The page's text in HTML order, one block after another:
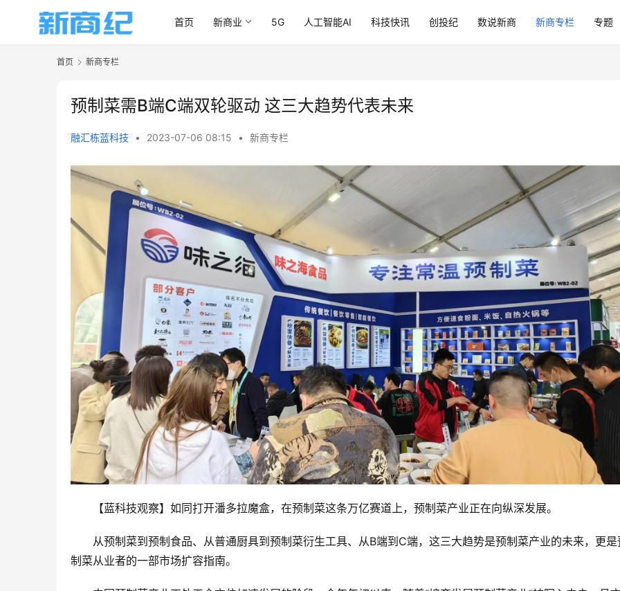
首页 新商业 5G 人工智能AI 科技快讯 创投纪 数说新商 新商专栏 专题
首页 新商专栏
预制菜需B端C端双轮驱动 这三大趋势代表未来
融汇栋蓝科技 • 2023-07-06 08:15 • 新商专栏
【蓝科技观察】如同打开潘多拉魔盒，在预制菜这条万亿赛道上，预制菜产业正在向纵深发展。
从预制菜到预制食品、从普通厨具到预制菜衍生工具、从B端到C端，这三大趋势是预制菜产业的未来，更是
制菜从业者的一部市场扩容指南。